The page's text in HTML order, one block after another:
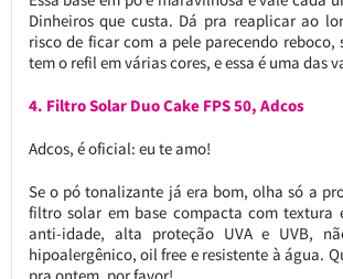
Dinheiros que custa. Dá pra reaplicar ao
risco de ficar com a pele parecendo reboco,
tem o refil em várias cores, e essa é uma das
4. Filtro Solar Duo Cake FPS 50, Adcos
Adcos, é oficial: eu te amo!
Se o pó tonalizante já era bom, olha só a
filtro solar em base compacta com textura
anti-idade, alta proteção UVA e UVB,
hipoalergênico, oil free e resistente à água.